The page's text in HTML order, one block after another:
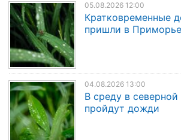
05.08.2026 12:00
Кратковременные
пришли в Приморье
04.08.2026 13:00
В среду в
пройдут дожди